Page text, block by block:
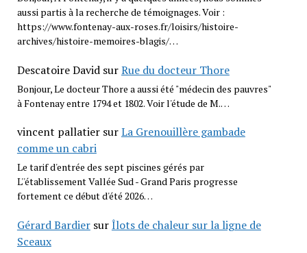
aussi partis à la recherche de témoignages. Voir :
https://www.fontenay-aux-roses.fr/loisirs/histoire-
archives/histoire-memoires-blagis/…
Descatoire DavidsurRue du docteur Thore
Bonjour, Le docteur Thore a aussi été "médecin des pauvres"
à Fontenay entre 1794 et 1802. Voir l'étude de M.…
vincent pallatiersurLa Grenouillère gambade
comme un cabri
Le tarif d'entrée des sept piscines gérés par
L''établissement Vallée Sud - Grand Paris progresse
fortement ce début d'été 2026…
Gérard BardiersurÎlots de chaleur sur la ligne de
Sceaux